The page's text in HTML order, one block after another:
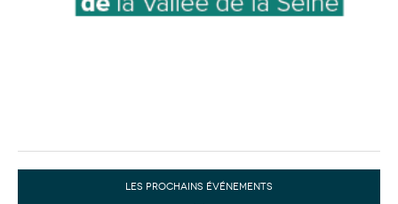
LES PROCHAINS ÉVÉNEMENTS